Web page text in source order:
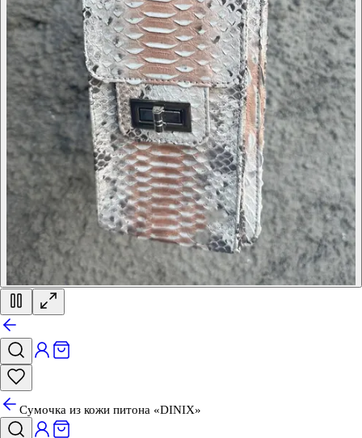
Сумочка из кожи питона «DINIX»